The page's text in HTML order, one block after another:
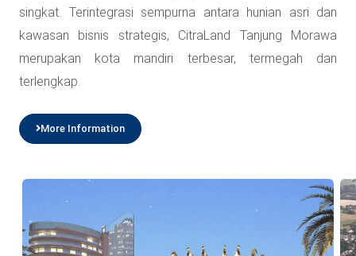
singkat. Terintegrasi sempurna antara hunian asri dan
kawasan bisnis strategis, CitraLand Tanjung Morawa
merupakan kota mandiri terbesar, termegah dan
terlengkap.
More Information